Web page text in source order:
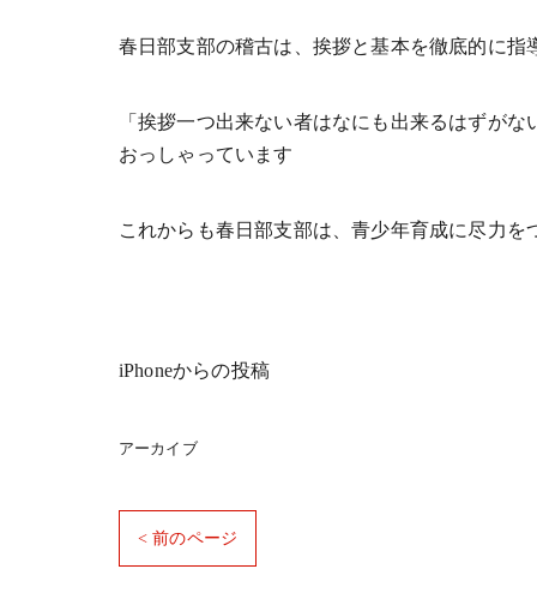
春日部支部の稽古は、挨拶と基本を徹底的に指
「挨拶一つ出来ない者はなにも出来るはずが
おっしゃっています
これからも春日部支部は、青少年育成に尽力を
iPhoneからの投稿
アーカイブ
< 前のページ